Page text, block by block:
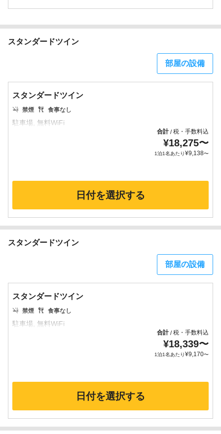
スタンダードツイン
部屋の設備
スタンダードツイン
禁煙 食事なし
合計/税・手数料込
¥18,275〜
1泊1名あたり¥9,138〜
日付を選択する
スタンダードツイン
部屋の設備
スタンダードツイン
禁煙 食事なし
合計/税・手数料込
¥18,339〜
1泊1名あたり¥9,170〜
日付を選択する